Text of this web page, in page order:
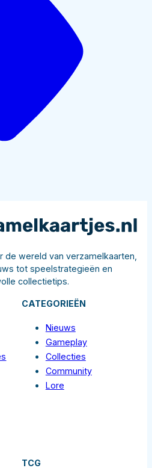
wereld van verzamelkaarten,
tot speelstrategieën en
collectietips.
CATEGORIEËN
Nieuws
Gameplay
Collecties
Community
Lore
TCG